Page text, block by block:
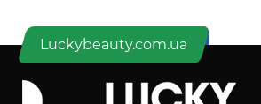
Luckybeauty.com.ua